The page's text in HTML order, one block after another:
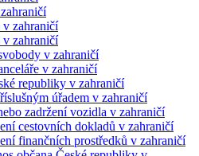
zahraničí
zahraničí
v zahraničí
v zahraničí
republiky v zahraničí
úřadem v zahraničí
zadržení vozidla v zahraničí
cestovních dokladů v zahraničí
finančních prostředků v zahraničí